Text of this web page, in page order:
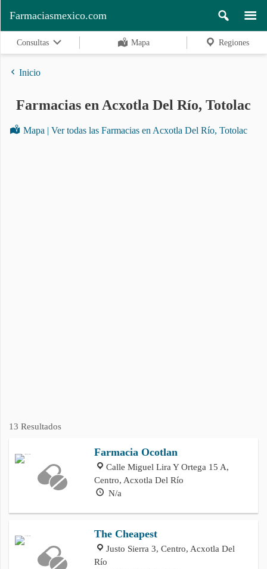
Regiones
Farmaciasmexico.com
Consultas Mapa Regiones
Inicio
Farmacias en Acxotla Del Río, Totolac
Mapa | Ver todas las Farmacias en Acxotla Del Río, Totolac
13 Resultados
Farmacia Ocotlan
Calle Miguel Lira Y Ortega 15 A,
Centro, Acxotla Del Río
N/a
The Cheapest
Justo Sierra 3, Centro, Acxotla Del
Río